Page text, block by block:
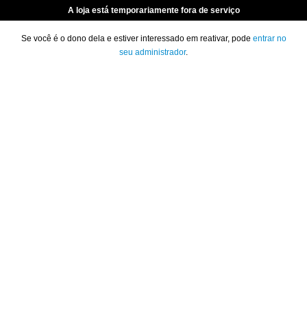
A loja está temporariamente fora de serviço
Se você é o dono dela e estiver interessado em reativar, pode entrar no
seu administrador.